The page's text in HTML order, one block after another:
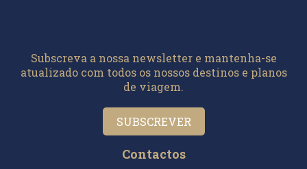
Subscreva a nossa newsletter e mantenha-se
atualizado com todos os nossos destinos e planos
de viagem.
SUBSCREVER
Contactos